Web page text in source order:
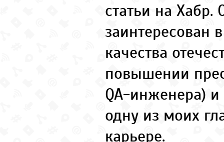
статьи на Хабр.
заинтересован
качества
повышении
QA-инженера) и
одну из моих
карьере.